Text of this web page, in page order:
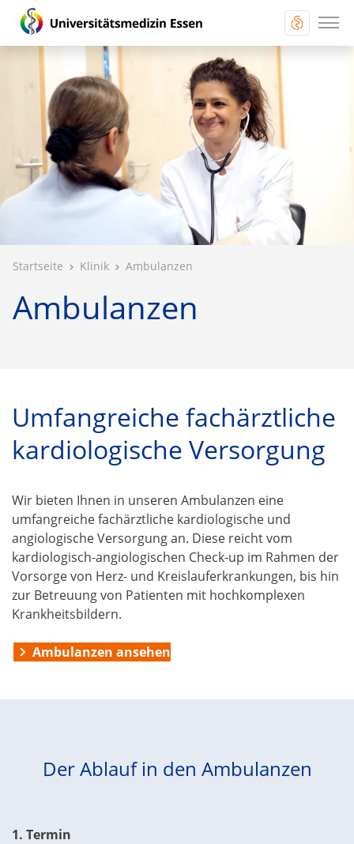
Startseite Klinik Ambulanzen
Ambulanzen
Umfangreiche fachärztliche
kardiologische Versorgung
Wir bieten Ihnen in unseren Ambulanzen eine
umfangreiche fachärztliche kardiologische und
angiologische Versorgung an. Diese reicht vom
kardiologisch-angiologischen Check-up im Rahmen der
Vorsorge von Herz- und Kreislauferkrankungen, bis hin
zur Betreuung von Patienten mit hochkomplexen
Krankheitsbildern.
Ambulanzen ansehen
Der Ablauf in den Ambulanzen
1. Termin